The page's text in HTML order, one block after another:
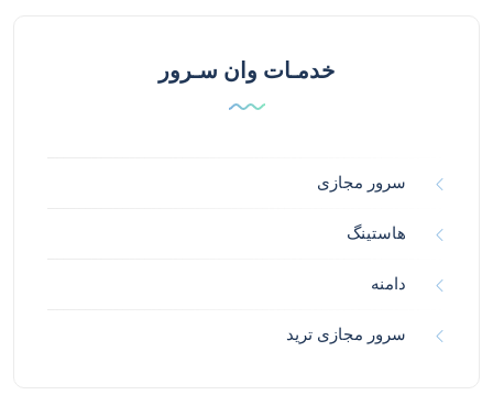
خدمـات وان سـرور
سرور مجازی
هاستینگ
دامنه
سرور مجازی ترید